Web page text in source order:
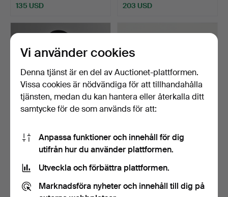
135 USD 203 USD
COLLIER OCH ARMBAND I
950 SILVER MED GRÖN …
Klubbades 7 aug 2026
4 bud
OMÄRKT RING I GUL
METALL MED SAFIR OCH
DIA…
Klubbades 7 aug 2026
4 bud
Vi använder cookies
Denna tjänst är en del av Auctionet-plattformen.
Vissa cookies är nödvändiga för att tillhandahålla
tjänsten, medan du kan hantera eller återkalla ditt
samtycke för de som används för att:
Anpassa funktioner och innehåll för dig
utifrån hur du använder plattformen.
Utveckla och förbättra plattformen.
Marknadsföra nyheter och innehåll till dig på